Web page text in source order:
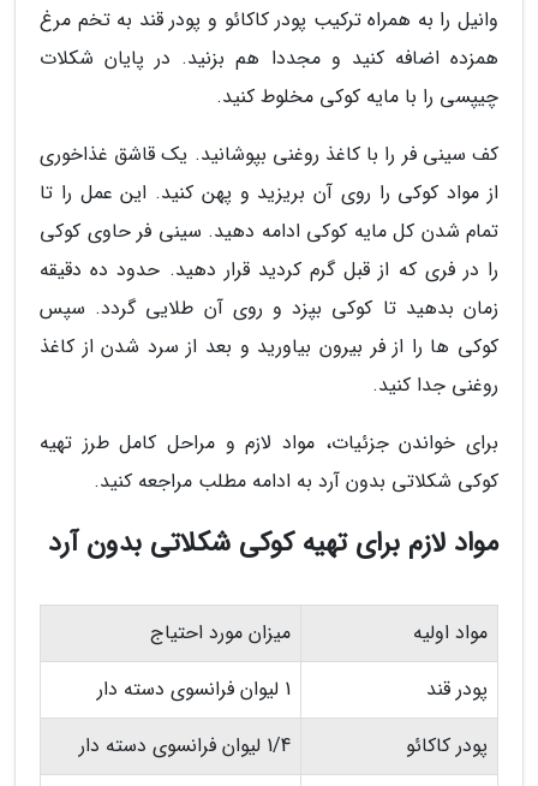
وانیل را به همراه ترکیب پودر کاکائو و پودر قند به تخم مرغ
همزده اضافه کنید و مجددا هم بزنید. در پایان شکلات
چیپسی را با مایه کوکی مخلوط کنید.
کف سینی فر را با کاغذ روغنی بپوشانید. یک قاشق غذاخوری
از مواد کوکی را روی آن بریزید و پهن کنید. این عمل را تا
تمام شدن کل مایه کوکی ادامه دهید. سینی فر حاوی کوکی
را در فری که از قبل گرم کردید قرار دهید. حدود ده دقیقه
زمان بدهید تا کوکی بپزد و روی آن طلایی گردد. سپس
کوکی ها را از فر بیرون بیاورید و بعد از سرد شدن از کاغذ
روغنی جدا کنید.
برای خواندن جزئیات، مواد لازم و مراحل کامل طرز تهیه
کوکی شکلاتی بدون آرد به ادامه مطلب مراجعه کنید.
مواد لازم برای تهیه کوکی شکلاتی بدون آرد
مواد اولیه
میزان مورد احتیاج
پودر قند
1 لیوان فرانسوی دسته دار
پودر کاکائو
1/4 لیوان فرانسوی دسته دار